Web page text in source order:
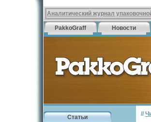
Аналитический журнал
PakkoGraff Новости
Статьи
//